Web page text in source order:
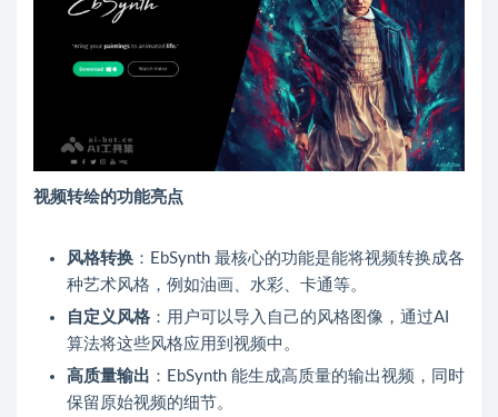
视频转绘的功能亮点
风格转换 ：EbSynth 最核心的功能是能将视频转换成各
种艺术风格，例如油画、水彩、卡通等。
自定义风格 ：用户可以导入自己的风格图像，通过AI
算法将这些风格应用到视频中。
高质量输出 ：EbSynth 能生成高质量的输出视频，同时
保留原始视频的细节。